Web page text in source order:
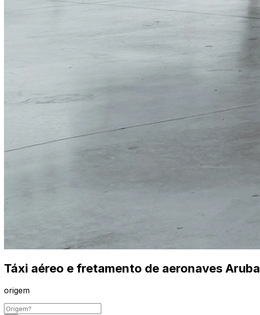
Táxi aéreo e fretamento de aeronaves Aruba
origem